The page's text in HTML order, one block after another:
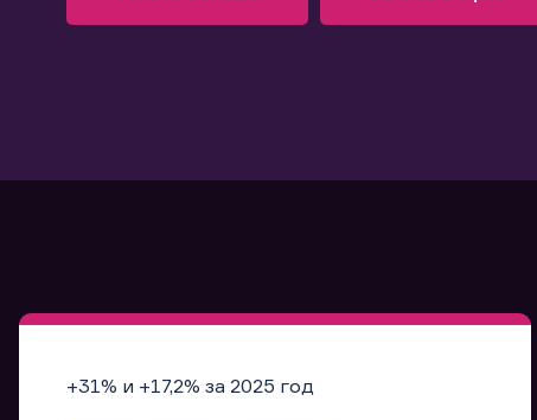
+31% и +17,2% за 2025 год